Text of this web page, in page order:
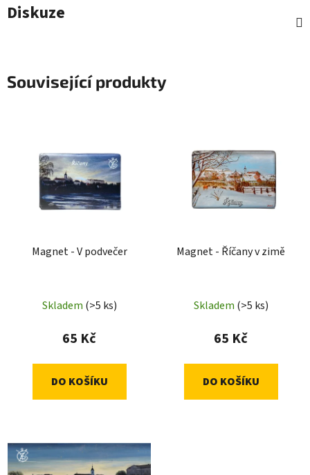
Diskuze
Související produkty
Magnet - V podvečer
Skladem (>5 ks)
65 Kč
DO KOŠÍKU
Magnet - Říčany v zimě
Skladem (>5 ks)
65 Kč
DO KOŠÍKU